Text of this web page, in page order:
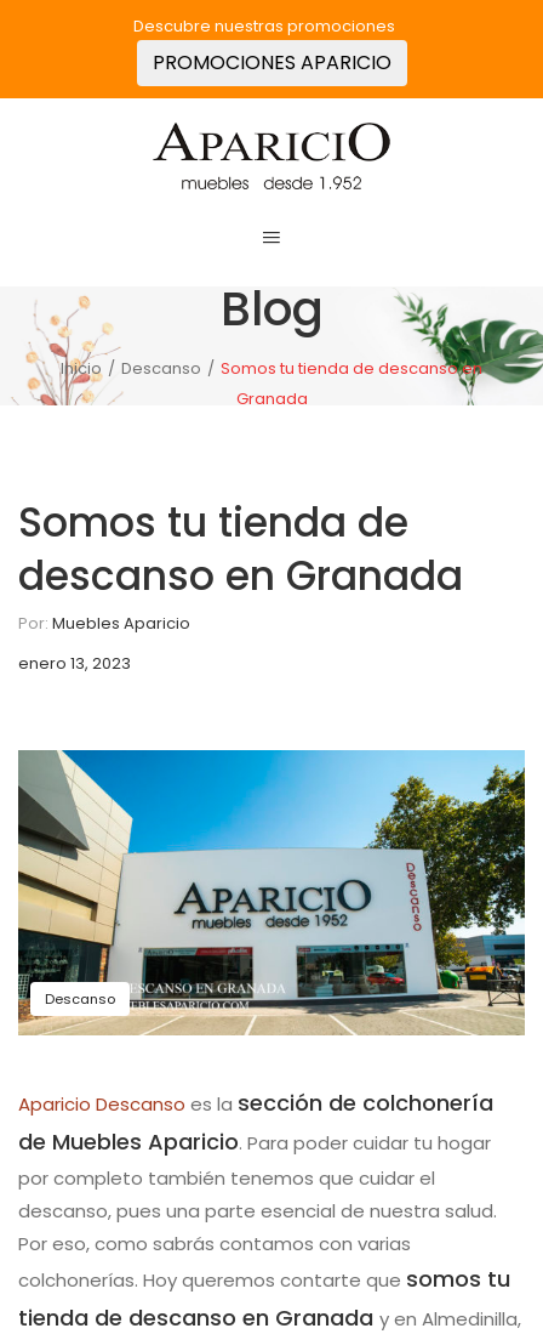
Descubre nuestras promociones
PROMOCIONES APARICIO
Blog
Inicio / Descanso / Somos tu tienda de descanso en
Granada
Somos tu tienda de
descanso en Granada
Por: Muebles Aparicio
enero 13, 2023
Descanso
Aparicio Descanso es la sección de colchonería
de Muebles Aparicio. Para poder cuidar tu hogar
por completo también tenemos que cuidar el
descanso, pues una parte esencial de nuestra salud.
Por eso, como sabrás contamos con varias
colchonerías. Hoy queremos contarte que somos tu
tienda de descanso en Granada y en Almedinilla,